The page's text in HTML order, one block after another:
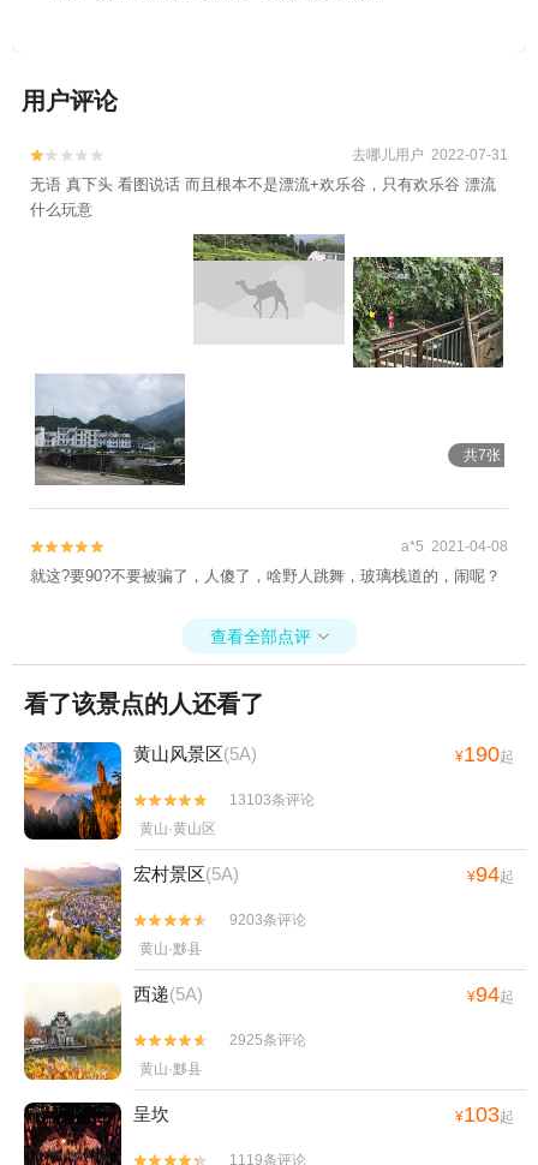
龙舟漂游+赛金花故居+齐云山景区+西递+黄
山村+古城岩+石台牯牛降+虎林园+黄山休宁
颜公河漂流+雄村景区+新安江水电站+打鼓
岭+徽州大峡谷+黄山-温泉景区+黄山野生猴
谷景区+卢村+牯牛降九龙+牯牛降历溪+黄山
黄帝源+杨家寨+养生河漂流+东黄山旅游度
假区+香溪漂流+黄山门+黄山云谷索道+斗山
街+新安江滨水旅游景区+芙蓉谷+新安江月
亮岛+《宏村阿菊》实景演出+横江山水竹筏
+西海大峡谷+黄山新安人家酒楼+洞天湾风
景区+新安江塔坑三口柑橘园+新安江水世界
+新安江国画长廊游船+棠樾牌坊群鲍家花园
+北京D-life礼堂+寒武纪石林景区+合肥万普
拓展基地（黄山）+守拙园+古徽州文化旅游
区+阳产土楼+黄山风景区太平索道+黄山白
云宾馆+黄山北海宾馆+黄山本地玩乐+黄山
村冰雪世界+黄山市徽州雕刻博物馆+岭南景
区+新安江激情水世界+黄山宏村国际滑翔伞
区《江清月近人》实景演艺+西汉广德王国古
都+黄山屯之谷景区+黄山市城市展示馆+黄
山不夜城+漫溪里游乐园+稽灵山欢乐世界
+五溪山大峡谷+黄山宏村国际滑翔伞基地(宏
村大同动力伞基地)+新安江+梦幻新安江夜游
码头+西递石林水世界+徽州府衙+新安江+齐
云山自由家营地+黄山徽秀1日游
用户评论

 去哪儿用户 2022-07-31
无语 真下头 看图说话 而且根本不是漂流+欢乐谷，只有欢乐谷 漂流
什么玩意
就这?要90?不要被骗了，人傻了，啥野人跳舞，玻璃栈道的，闹呢？
黄山·黄山区
宏村景区(5A) ¥94起
黄山·黟县
西递(5A) ¥94起
黄山·黟县
呈坎 ¥103起